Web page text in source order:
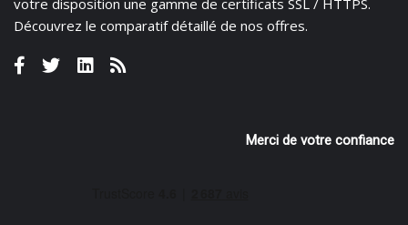
votre disposition une gamme de certificats SSL / HTTPS.
Découvrez le comparatif détaillé de nos offres.
Merci de votre confiance